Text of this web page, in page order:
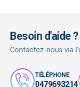
Besoin d'aide
Contactez-nous via
TÉLÉPHONE
0479693214